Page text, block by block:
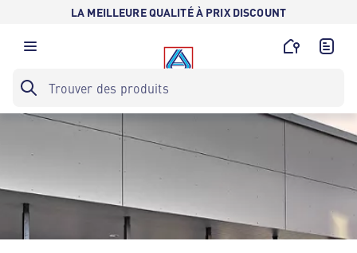
LA MEILLEURE QUALITÉ À PRIX DISCOUNT